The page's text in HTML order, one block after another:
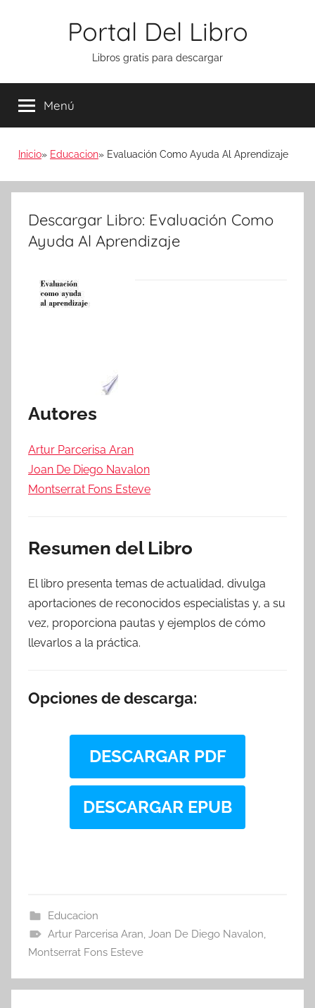
Portal Del Libro
Libros gratis para descargar
Menú
Inicio Educacion Evaluación Como Ayuda Al Aprendizaje
Descargar Libro: Evaluación Como
Ayuda Al Aprendizaje
Autores
Artur Parcerisa Aran
Joan De Diego Navalon
Montserrat Fons Esteve
Resumen del Libro
El libro presenta temas de actualidad, divulga
aportaciones de reconocidos especialistas y, a su
vez, proporciona pautas y ejemplos de cómo
llevarlos a la práctica.
Opciones de descarga:
DESCARGAR PDF
DESCARGAR EPUB
Educacion
Artur Parcerisa Aran Joan De Diego Navalon
Montserrat Fons Esteve